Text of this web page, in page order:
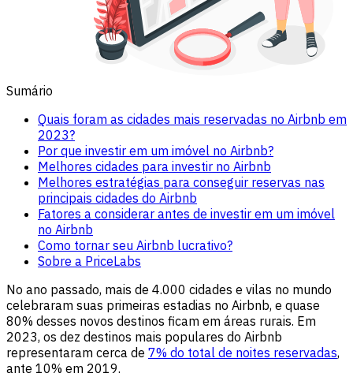
Sumário
Quais foram as cidades mais reservadas no Airbnb em
2023?
Por que investir em um imóvel no Airbnb?
Melhores cidades para investir no Airbnb
Melhores estratégias para conseguir reservas nas
principais cidades do Airbnb
Fatores a considerar antes de investir em um imóvel
no Airbnb
Como tornar seu Airbnb lucrativo?
Sobre a PriceLabs
No ano passado, mais de 4.000 cidades e vilas no mundo
celebraram suas primeiras estadias no Airbnb, e quase
80% desses novos destinos ficam em áreas rurais. Em
2023, os dez destinos mais populares do Airbnb
representaram cerca de 7% do total de noites reservadas,
ante 10% em 2019.